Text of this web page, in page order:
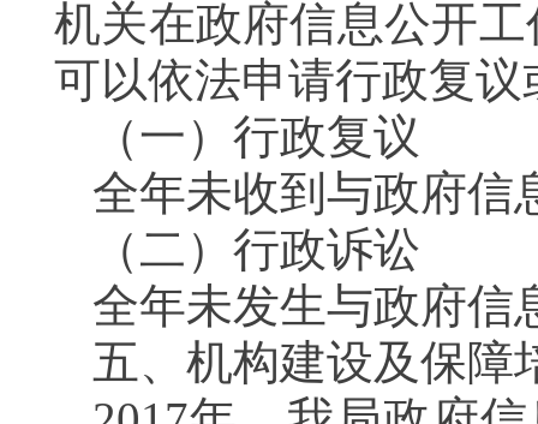
机关在政府信息公开
可以依法申请行政复
（一）行政复议
全年未收到与政府信
（二）行政诉讼
全年未发生与政府信
五、机构建设及保障